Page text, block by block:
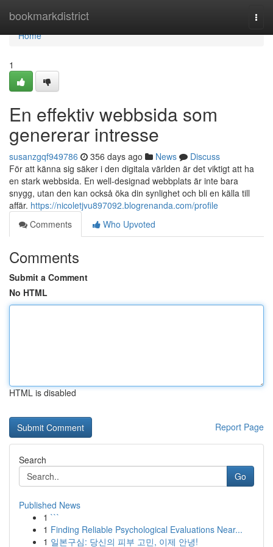
bookmarkdistrict
Home
Home
1
En effektiv webbsida som
genererar intresse
susanzgqf949786 356 days ago News
Discuss
För att känna sig säker i den digitala världen är det viktigt att ha
en stark webbsida. En well-designad webbplats är inte bara
snygg, utan den kan också öka din synlighet och bli en källa till
affär. https://nicoletjvu897092.blogrenanda.com/profile
Comments
Who Upvoted
Comments
Submit a Comment
No HTML
HTML is disabled
Report Page
Search
Go
Published News
1 ```
1 Finding Reliable Psychological Evaluations Near...
1 일본구심: 당신의 피부 고민, 이제 안녕!